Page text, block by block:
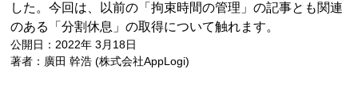
した。今回は、以前の「拘束時間の管理」の記事とも関連
のある「分割休息」の取得について触れます。
公開日：2022年 3月18日
著者：廣田 幹浩 (株式会社AppLogi)